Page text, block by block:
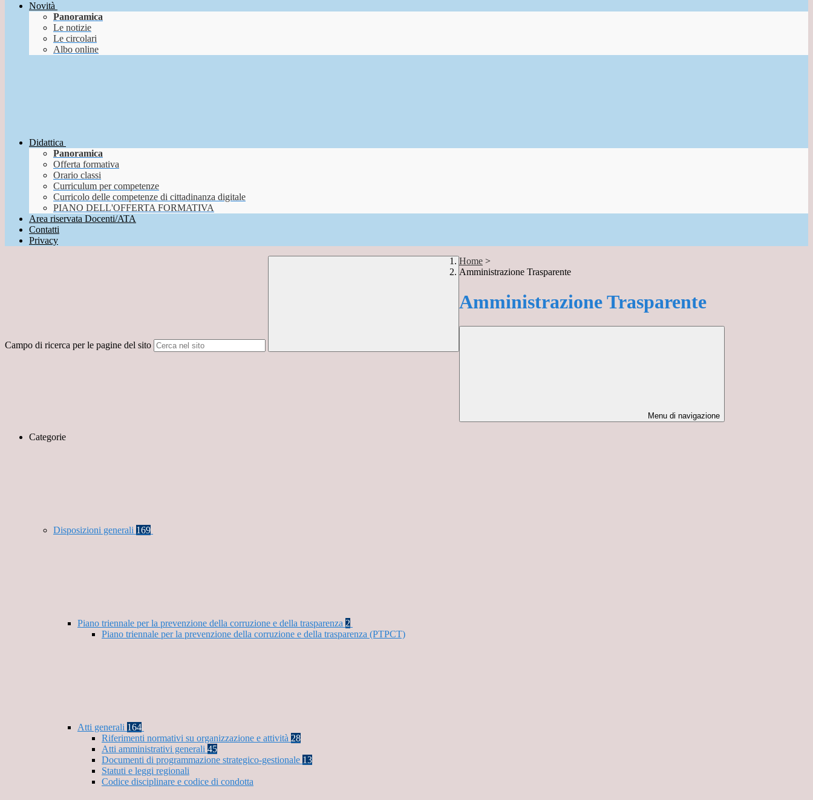
Novità
Panoramica
Le notizie
Le circolari
Albo online
Didattica
Panoramica
Offerta formativa
Orario classi
Curriculum per competenze
Curricolo delle competenze di cittadinanza digitale
PIANO DELL'OFFERTA FORMATIVA
Area riservata Docenti/ATA
Contatti
Privacy
Campo di ricerca per le pagine del sito
Home >
Amministrazione Trasparente
Amministrazione Trasparente
Menu di navigazione
Categorie
Disposizioni generali 169
Piano triennale per la prevenzione della corruzione e della trasparenza 2
Piano triennale per la prevenzione della corruzione e della trasparenza (PTPCT)
Atti generali 164
Riferimenti normativi su organizzazione e attività 28
Atti amministrativi generali 45
Documenti di programmazione strategico-gestionale 13
Statuti e leggi regionali
Codice disciplinare e codice di condotta